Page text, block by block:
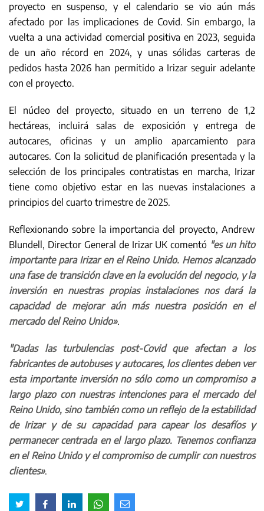
proyecto en suspenso, y el calendario se vio aún más
afectado por las implicaciones de Covid. Sin embargo, la
vuelta a una actividad comercial positiva en 2023, seguida
de un año récord en 2024, y unas sólidas carteras de
pedidos hasta 2026 han permitido a Irizar seguir adelante
con el proyecto.
El núcleo del proyecto, situado en un terreno de 1,2
hectáreas, incluirá salas de exposición y entrega de
autocares, oficinas y un amplio aparcamiento para
autocares. Con la solicitud de planificación presentada y la
selección de los principales contratistas en marcha, Irizar
tiene como objetivo estar en las nuevas instalaciones a
principios del cuarto trimestre de 2025.
Reflexionando sobre la importancia del proyecto, Andrew
Blundell, Director General de Irizar UK comentó "es un hito
importante para Irizar en el Reino Unido. Hemos alcanzado
una fase de transición clave en la evolución del negocio, y la
inversión en nuestras propias instalaciones nos dará la
capacidad de mejorar aún más nuestra posición en el
mercado del Reino Unido».
"Dadas las turbulencias post-Covid que afectan a los
fabricantes de autobuses y autocares, los clientes deben ver
esta importante inversión no sólo como un compromiso a
largo plazo con nuestras intenciones para el mercado del
Reino Unido, sino también como un reflejo de la estabilidad
de Irizar y de su capacidad para capear los desafíos y
permanecer centrada en el largo plazo. Tenemos confianza
en el Reino Unido y el compromiso de cumplir con nuestros
clientes».